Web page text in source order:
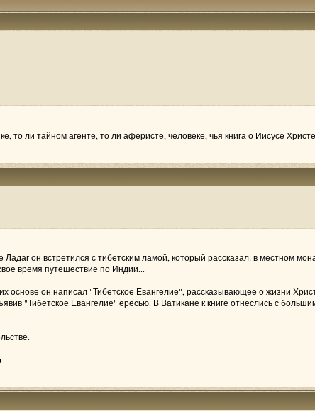
то ли тайном агенте, то ли аферисте, человеке, чья книга о Иисусе
он встретился с тибетским ламой, который рассказал: в местном
время путешествие по Индии...
основе он написал "Тибетское Евангелие", рассказывающее о жизни
"Тибетское Евангелие" ересью. В Ватикане к книге отнеслись с